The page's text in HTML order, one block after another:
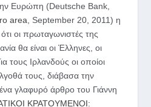
Ευρώπη (Deutsche Bank,
area , September 20, 2011) η
οι πρωταγωνιστές της
θα είναι οι Έλληνες, οι
τους Ιρλανδούς οι οποίοι
τους, διάβασα την
γλαφυρό άρθρο του Γιάννη
ΚΡΑΤΟΥΜΕΝΟΙ: